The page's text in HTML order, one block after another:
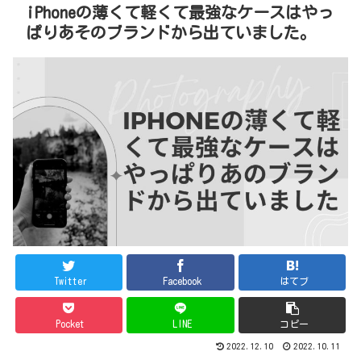
iPhoneの薄くて軽くて最強なケースはやっ
ぱりあそのブランドから出ていました。
Twitter Facebook はてブ
Pocket LINE コピー
2022.12.10 2022.10.11